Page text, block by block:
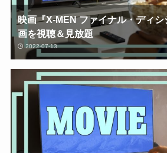
映画『X-MEN ファイナル・ディ
画を視聴＆見放題
2022-07-13